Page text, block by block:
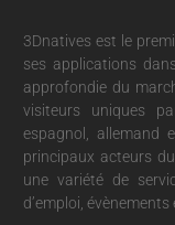
3Dnatives est le
ses applications
approfondie du
visiteurs uniques
espagnol, allemand
principaux acteurs
une variété de
d’emploi, évènements